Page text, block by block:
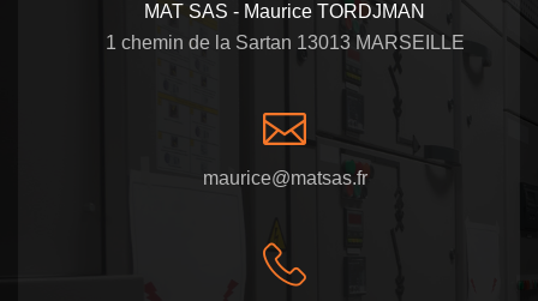
MAT SAS - Maurice TORDJMAN
1 chemin de la Sartan 13013 MARSEILLE
maurice@matsas.fr